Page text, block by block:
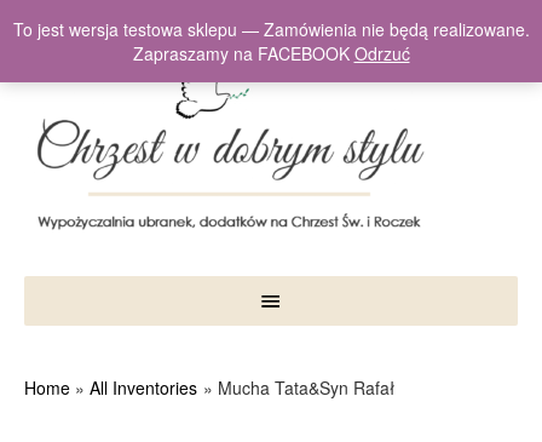
Home All Inventories Mucha Tata&Syn Rafał
To jest wersja testowa sklepu — Zamówienia nie będą realizowane.
Zapraszamy na FACEBOOK Odrzuć